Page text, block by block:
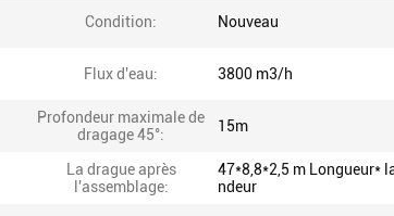
Condition: Nouveau
Flux d'eau: 3800 m3/h
Profondeur maximale de
dragage 45°:
15m
La drague après
l'assemblage:
47*8,8*2,5 m Longueur*
ndeur